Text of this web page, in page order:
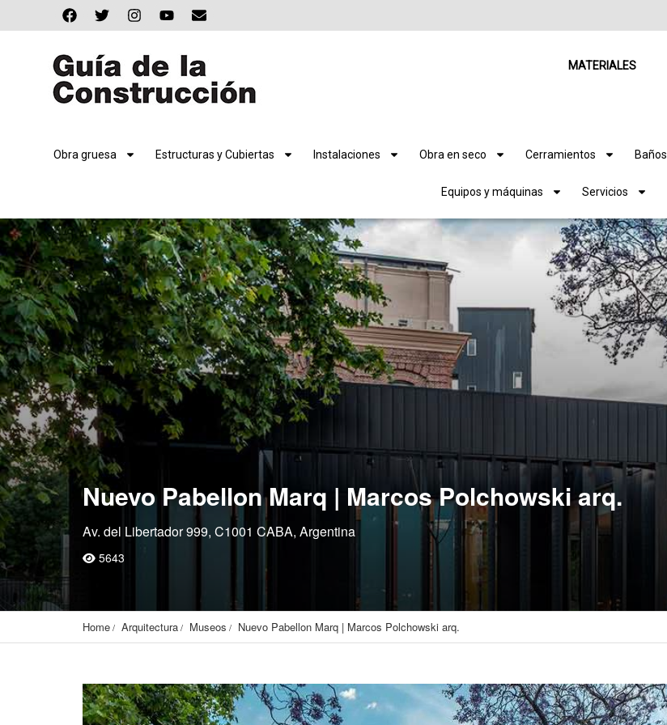
MATERIALES
Obra gruesa Estructuras y Cubiertas Instalaciones Obra en seco Cerramientos Baños
Equipos y máquinas Servicios
Nuevo Pabellon Marq | Marcos Polchowski arq.
Av. del Libertador 999, C1001 CABA, Argentina
5643
Home Arquitectura Museos Nuevo Pabellon Marq | Marcos Polchowski arq.